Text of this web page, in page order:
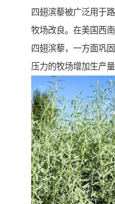
四翅滨藜被广泛用于
牧场改良。在美国西
四翅滨藜，一方面巩
压力的牧场增加生产量